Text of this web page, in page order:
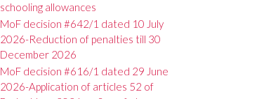
schooling allowances
MoF decision #642/1 dated 10 July
2026-Reduction of penalties till 30
December 2026
MoF decision #616/1 dated 29 June
2026-Application of articles 52 of